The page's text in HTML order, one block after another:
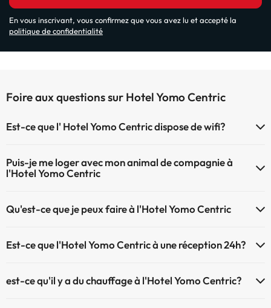
En vous inscrivant, vous confirmez que vous avez lu et accepté la
politique de confidentialité
Foire aux questions sur Hotel Yomo Centric
Est-ce que l' Hotel Yomo Centric dispose de wifi?
Puis-je me loger avec mon animal de compagnie à
l'Hotel Yomo Centric
admis.
Qu'est-ce que je peux faire à l'Hotel Yomo Centric
peuvent être payantes) :
Est-ce que l'Hotel Yomo Centric à une réception 24h?
est-ce qu'il y a du chauffage à l'Hotel Yomo Centric?